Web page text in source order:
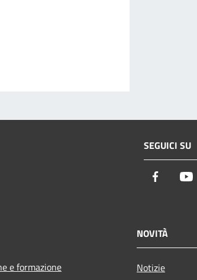
SEGUICI SU
Facebook
e formazione
NOVITÀ
Notizie